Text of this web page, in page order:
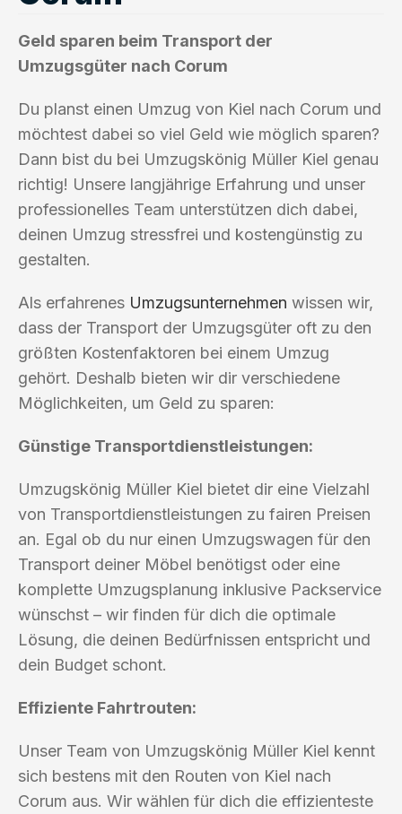
Geld sparen beim Transport der
Umzugsgüter nach Corum
Du planst einen Umzug von Kiel nach Corum und
möchtest dabei so viel Geld wie möglich sparen?
Dann bist du bei Umzugskönig Müller Kiel genau
richtig! Unsere langjährige Erfahrung und unser
professionelles Team unterstützen dich dabei,
deinen Umzug stressfrei und kostengünstig zu
gestalten.
Als erfahrenes Umzugsunternehmen wissen wir,
dass der Transport der Umzugsgüter oft zu den
größten Kostenfaktoren bei einem Umzug
gehört. Deshalb bieten wir dir verschiedene
Möglichkeiten, um Geld zu sparen:
Günstige Transportdienstleistungen:
Umzugskönig Müller Kiel bietet dir eine Vielzahl
von Transportdienstleistungen zu fairen Preisen
an. Egal ob du nur einen Umzugswagen für den
Transport deiner Möbel benötigst oder eine
komplette Umzugsplanung inklusive Packservice
wünschst – wir finden für dich die optimale
Lösung, die deinen Bedürfnissen entspricht und
dein Budget schont.
Effiziente Fahrtrouten:
Unser Team von Umzugskönig Müller Kiel kennt
sich bestens mit den Routen von Kiel nach
Corum aus. Wir wählen für dich die effizienteste